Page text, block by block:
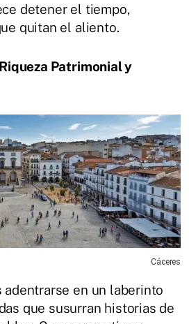
detener el tiempo,
quitan el aliento.
Patrimonial y
Cáceres
en un laberinto
que susurran historias de